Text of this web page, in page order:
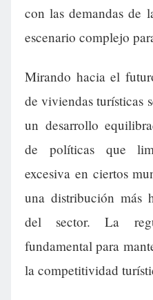
con las demandas de
escenario complejo
Mirando hacia el
de viviendas turísticas
un desarrollo
de políticas que
excesiva en ciertos
una distribución más
del sector. La
fundamental para
la competitividad